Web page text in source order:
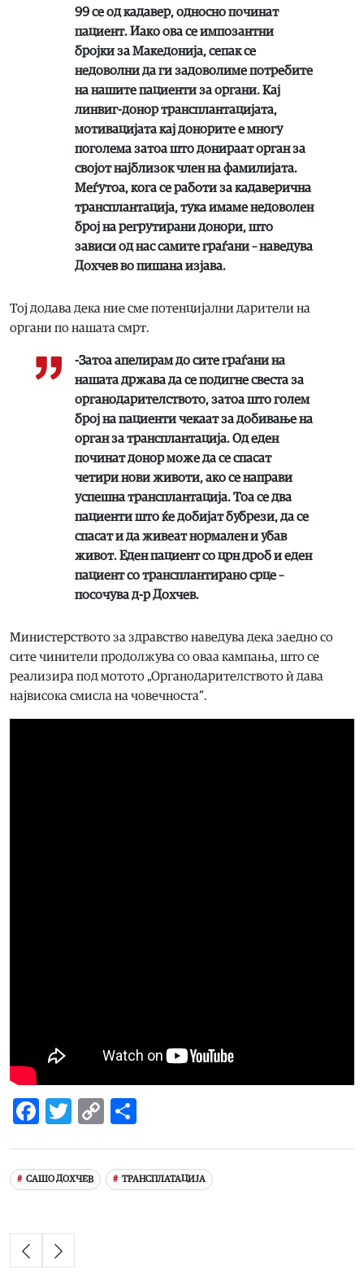
99 се од кадавер, односно починат
пациент. Иако ова се импозантни
бројки за Македонија, сепак се
недоволни да ги задоволиме потребите
на нашите пациенти за органи. Кај
линвиг-донор трансплантацијата,
мотивацијата кај донорите е многу
поголема затоа што донираат орган за
својот најблизок член на фамилијата.
Меѓутоа, кога се работи за кадаверична
трансплантација, тука имаме недоволен
број на регрутирани донори, што
зависи од нас самите граѓани – наведува
Дохчев во пишана изјава.
Тој додава дека ние сме потенцијални дарители на
органи по нашата смрт.
-Затоа апелирам до сите граѓани на
нашата држава да се подигне свеста за
органодарителството, затоа што голем
број на пациенти чекаат за добивање на
орган за трансплантација. Од еден
починат донор може да се спасат
четири нови животи, ако се направи
успешна трансплантација. Тоа се два
пациенти што ќе добијат бубрези, да се
спасат и да живеат нормален и убав
живот. Еден пациент со црн дроб и еден
пациент со трансплантирано срце –
посочува д-р Дохчев.
Министерството за здравство наведува дека заедно со
сите чинители продолжува со оваа кампања, што се
реализира под мотото „Органодарителството ѝ дава
највисока смисла на човечноста“.
Facebook
Twitter
Copy
САШО ДОХЧЕВ ТРАНСПЛАТАЦИЈА